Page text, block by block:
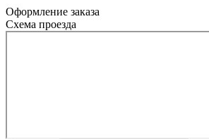
Оформление заказа
Схема проезда